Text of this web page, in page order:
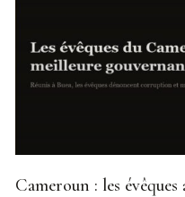
Cameroun : les